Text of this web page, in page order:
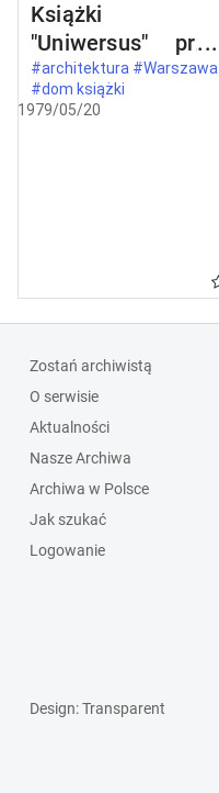
Książki
"Uniwersus" przy
ul. Belwederskiej
20/22 w
#architektura #Warszawa
#dom książki
1979/05/20
Zostań archiwistą
O serwisie
Aktualności
Nasze Archiwa
Archiwa w Polsce
Jak szukać
Logowanie
Design: Transparent